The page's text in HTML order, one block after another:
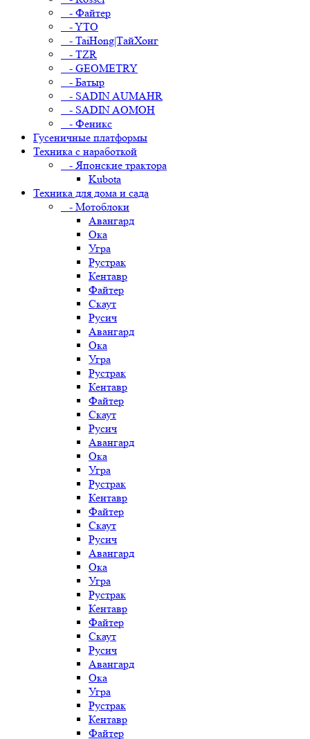
- Файтер
- YTO
- TaiHong|ТайХонг
- TZR
- GEOMETRY
- Батыр
- SADIN AUMAHR
- SADIN AOMOH
- Феникс
Гусеничные платформы
Техника с наработкой
- Японские трактора
Kubota
Техника для дома и сада
- Мотоблоки
Авангард
Ока
Угра
Рустрак
Кентавр
Файтер
Скаут
Русич
Авангард
Ока
Угра
Рустрак
Кентавр
Файтер
Скаут
Русич
Авангард
Ока
Угра
Рустрак
Кентавр
Файтер
Скаут
Русич
Авангард
Ока
Угра
Рустрак
Кентавр
Файтер
Скаут
Русич
Авангард
Ока
Угра
Рустрак
Кентавр
Файтер